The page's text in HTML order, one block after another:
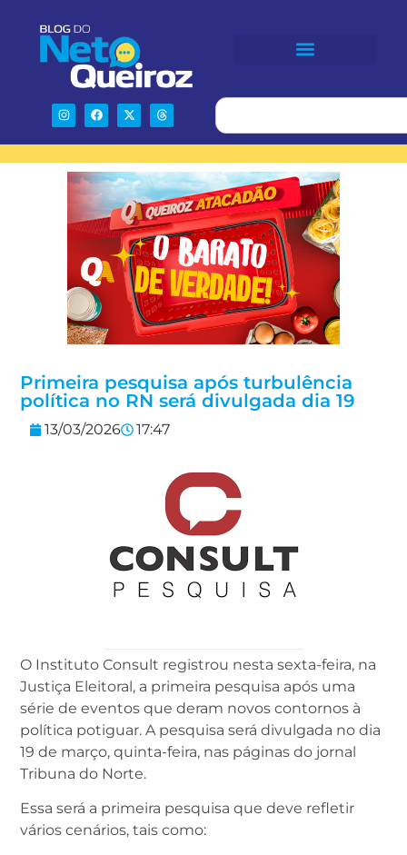
Primeira pesquisa após turbulência
política no RN será divulgada dia 19
13/03/2026 17:47
O Instituto Consult registrou nesta sexta-feira, na
Justiça Eleitoral, a primeira pesquisa após uma
série de eventos que deram novos contornos à
política potiguar. A pesquisa será divulgada no dia
19 de março, quinta-feira, nas páginas do jornal
Tribuna do Norte.
Essa será a primeira pesquisa que deve refletir
vários cenários, tais como: